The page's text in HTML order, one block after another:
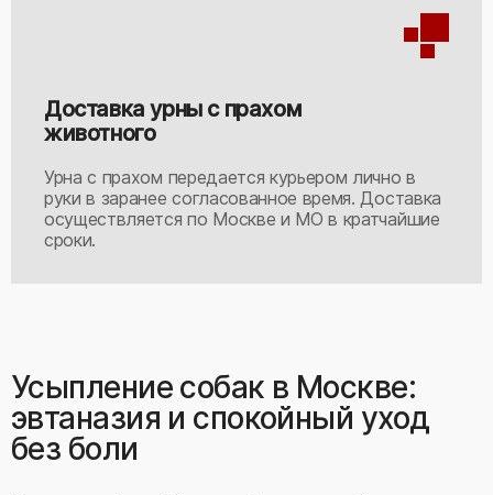
Доставка урны с прахом
животного
Урна с прахом передается курьером лично в
руки в заранее согласованное время. Доставка
осуществляется по Москве и МО в кратчайшие
сроки.
Усыпление собак в Москве:
эвтаназия и спокойный уход
без боли